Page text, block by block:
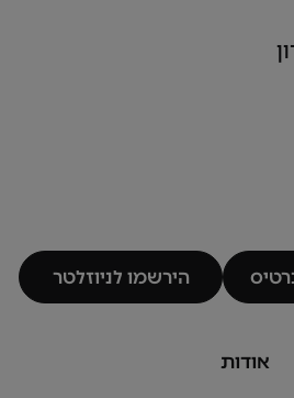
הירשמו לניוזלטר
אודות